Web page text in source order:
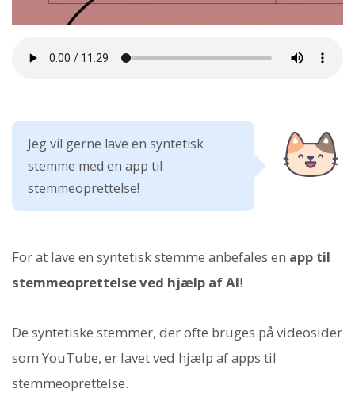
Jeg vil gerne lave en syntetisk
stemme med en app til
stemmeoprettelse!
For at lave en syntetisk stemme anbefales en app til
stemmeoprettelse ved hjælp af AI!
De syntetiske stemmer, der ofte bruges på videosider
som YouTube, er lavet ved hjælp af apps til
stemmeoprettelse.